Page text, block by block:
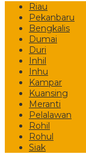
Riau
Pekanbaru
Bengkalis
Dumai
Duri
Inhil
Inhu
Kampar
Kuansing
Meranti
Pelalawan
Rohil
Rohul
Siak